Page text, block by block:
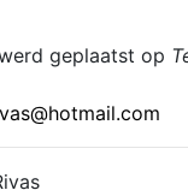
geplaatst op